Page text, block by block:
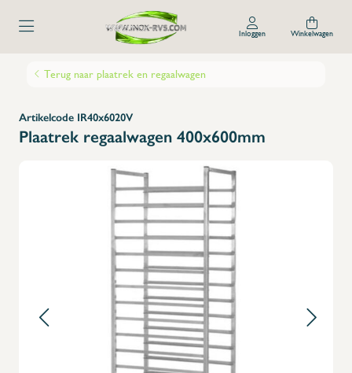
Inloggen Winkelwagen
Terug naar plaatrek en regaalwagen
Artikelcode IR40x6020V
Plaatrek regaalwagen 400x600mm